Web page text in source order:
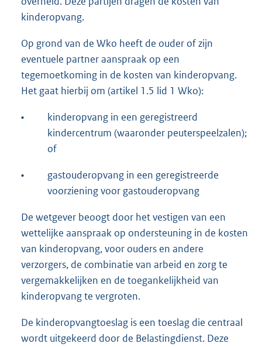
kinderopvang.
Op grond van de Wko heeft de ouder of zijn
eventuele partner aanspraak op een
tegemoetkoming in de kosten van kinderopvang.
Het gaat hierbij om (artikel 1.5 lid 1 Wko):
•
kinderopvang in een geregistreerd
kindercentrum (waaronder peuterspeelzalen);
of
•
gastouderopvang in een geregistreerde
voorziening voor gastouderopvang
De wetgever beoogt door het vestigen van een
wettelijke aanspraak op ondersteuning in de kosten
van kinderopvang, voor ouders en andere
verzorgers, de combinatie van arbeid en zorg te
vergemakkelijken en de toegankelijkheid van
kinderopvang te vergroten.
De kinderopvangtoeslag is een toeslag die centraal
wordt uitgekeerd door de Belastingdienst. Deze